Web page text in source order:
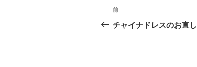
前
チャイナドレスのお直し